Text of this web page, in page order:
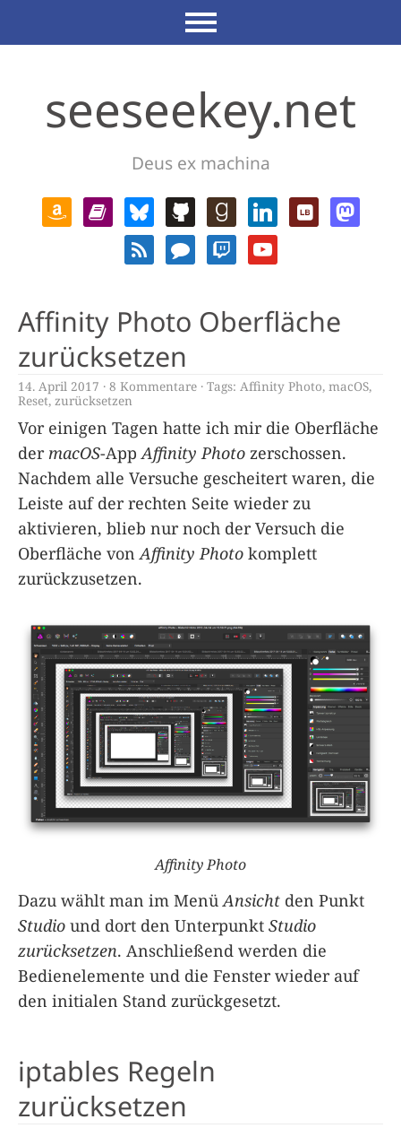
seeseekey.net
Deus ex machina
Affinity Photo Oberfläche
zurücksetzen
14. April 2017 8 Kommentare Tags: Affinity Photo, macOS,
Reset, zurücksetzen
Vor einigen Tagen hatte ich mir die Oberfläche
der macOS-App Affinity Photo zerschossen.
Nachdem alle Versuche gescheitert waren, die
Leiste auf der rechten Seite wieder zu
aktivieren, blieb nur noch der Versuch die
Oberfläche von Affinity Photo komplett
zurückzusetzen.
Affinity Photo
Dazu wählt man im MenüAnsicht den Punkt
Studio und dort den Unterpunkt Studio
zurücksetzen. Anschließend werden die
Bedienelemente und die Fenster wieder auf
den initialen Stand zurückgesetzt.
iptables Regeln
zurücksetzen